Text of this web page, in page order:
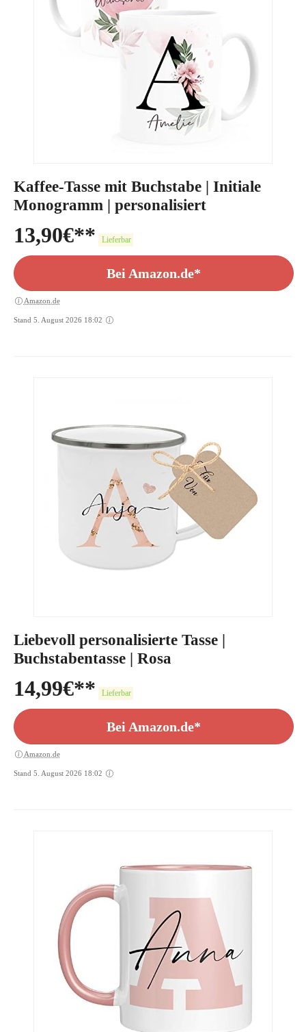
Kaffee-Tasse mit Buchstabe | Initiale
Monogramm | personalisiert
13,90€ Lieferbar
Bei Amazon.de*
Amazon.de
Stand 5. August 2026 18:02
Liebevoll personalisierte Tasse |
Buchstabentasse | Rosa
14,99€ Lieferbar
Bei Amazon.de*
Amazon.de
Stand 5. August 2026 18:02